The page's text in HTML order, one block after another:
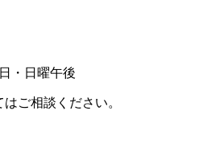
・日曜午後
ご相談ください。